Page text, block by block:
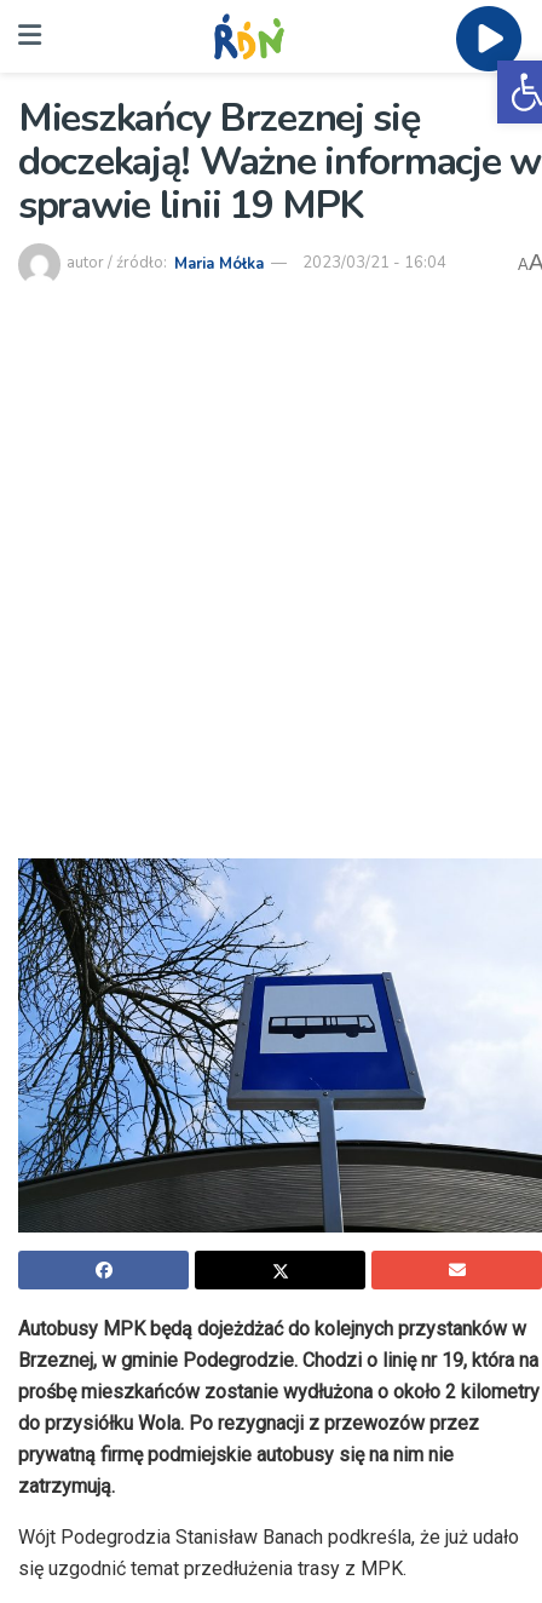
Mieszkańcy Brzeznej się
doczekają! Ważne informacje w
sprawie linii 19 MPK
autor / źródło: Maria Mółka 2023/03/21 - 16:04 A
Autobusy MPK będą dojeżdżać do kolejnych przystanków w
Brzeznej, w gminie Podegrodzie. Chodzi o linię nr 19, która na
prośbę mieszkańców zostanie wydłużona o około 2 kilometry
do przysiółku Wola. Po rezygnacji z przewozów przez
prywatną firmę podmiejskie autobusy się na nim nie
zatrzymują.
Wójt Podegrodzia Stanisław Banach podkreśla, że już udało
się uzgodnić temat przedłużenia trasy z MPK.